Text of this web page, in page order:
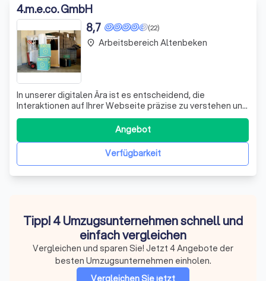
4.m.e.co. GmbH
(22)
8,7
In unserer digitalen Ära ist es entscheidend, die
Interaktionen auf Ihrer Webseite präzise zu verstehen und
zu optimieren. Wir bei [Ihr Unternehmensname]
spezialisieren uns darauf, durch den Einsatz von Google
Analytics 4 tiefgreifende Einblicke in das Verhalten Ihrer
Websitebesucher zu gewinnen. Un
Verfügbarkeit
Angebot
place Arbeitsbereich Altenbeken
Tipp! 4 Umzugsunternehmen schnell und
einfach vergleichen
Vergleichen und sparen Sie! Jetzt 4 Angebote der
besten Umzugsunternehmen einholen.
Vergleichen Sie jetzt